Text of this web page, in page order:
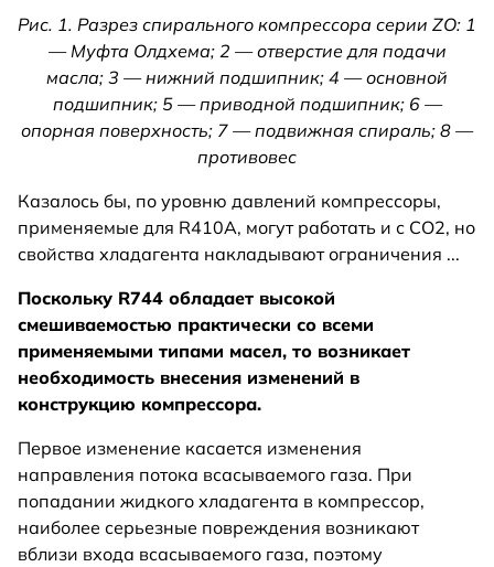
Рис. 1. Разрез спирального компрессора серии ZO: 1
— Муфта Олдхема; 2 — отверстие для подачи
масла; 3 — нижний подшипник; 4 — основной
подшипник; 5 — приводной подшипник; 6 —
опорная поверхность; 7 — подвижная спираль; 8 —
противовес
Казалось бы, по уровню давлений компрессоры,
применяемые для R410A, могут работать и с СО2, но
свойства хладагента накладывают ограничения ...
Поскольку R744 обладает высокой
смешиваемостью практически со всеми
применяемыми типами масел, то возникает
необходимость внесения изменений в
конструкцию компрессора.
Первое изменение касается изменения
направления потока всасываемого газа. При
попадании жидкого хладагента в компрессор,
наиболее серьезные повреждения возникают
вблизи входа всасываемого газа, поэтому